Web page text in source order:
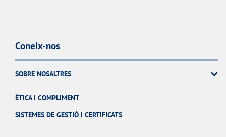
Coneix-nos
SOBRE NOSALTRES
ÈTICA I COMPLIMENT
SISTEMES DE GESTIÓ I CERTIFICATS